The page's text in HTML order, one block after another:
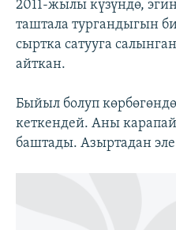
2011-жылы күзүндө,
таштала тургандыгын
сыртка сатууга
айткан.
Быйыл болуп
кеткендей. Аны
баштады. Азыртадан